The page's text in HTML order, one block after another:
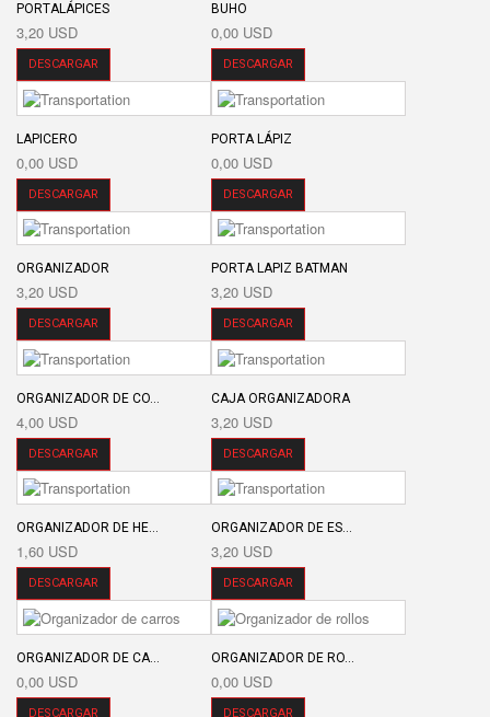
PORTALÁPICES
3,20 USD
DESCARGAR
BUHO
0,00 USD
DESCARGAR
LAPICERO
0,00 USD
DESCARGAR
PORTA LÁPIZ
0,00 USD
DESCARGAR
ORGANIZADOR
3,20 USD
DESCARGAR
PORTA LAPIZ BATMAN
3,20 USD
DESCARGAR
ORGANIZADOR DE CO...
4,00 USD
DESCARGAR
CAJA ORGANIZADORA
3,20 USD
DESCARGAR
ORGANIZADOR DE HE...
1,60 USD
DESCARGAR
ORGANIZADOR DE ES...
3,20 USD
DESCARGAR
ORGANIZADOR DE CA...
0,00 USD
DESCARGAR
ORGANIZADOR DE RO...
0,00 USD
DESCARGAR